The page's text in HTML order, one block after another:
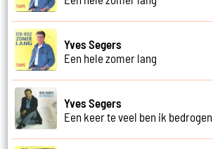
Yves Segers
Een hele zomer lang
Yves Segers
Een keer te veel ben ik bedrogen